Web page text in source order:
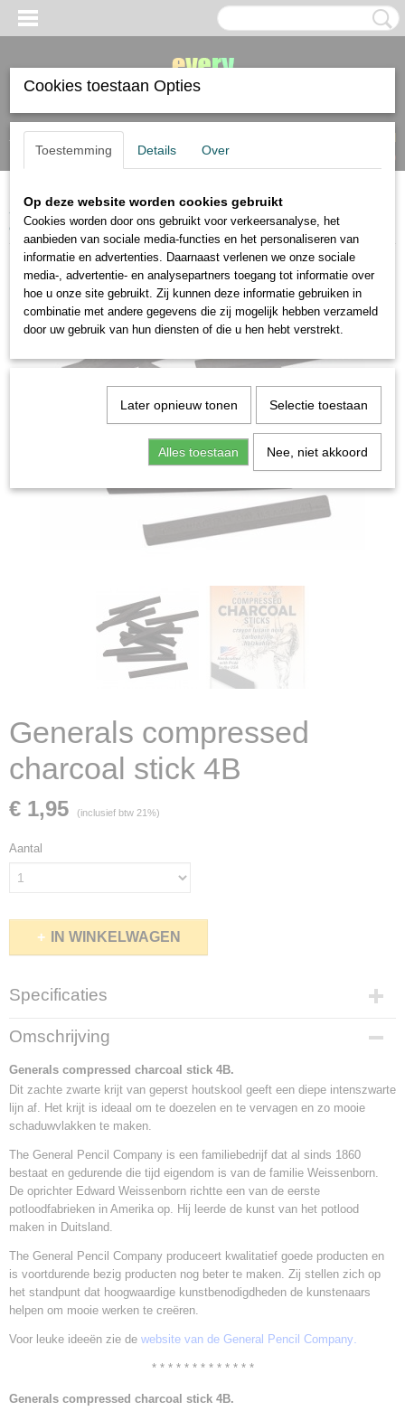
Inloggen Registreren
(0)
Home>tekenmaterialen>houtskool krijt en grafiet>
compressed charcoal stick 4B
Generals compressed
charcoal stick 4B
€ 1,95 (inclusief btw 21%)
Aantal
IN WINKELWAGEN
Specificaties
Netto gewicht
0,20 Kg
Bruto gewicht
0,20 Kg
Omschrijving
Generals compressed charcoal stick 4B.
Dit zachte zwarte krijt van geperst houtskool geeft een diepe intenszwarte
lijn af. Het krijt is ideaal om te doezelen en te vervagen en zo mooie
schaduwvlakken te maken.
The General Pencil Company is een familiebedrijf dat al sinds 1860
bestaat en gedurende die tijd eigendom is van de familie Weissenborn.
De oprichter Edward Weissenborn richtte een van de eerste
potloodfabrieken in Amerika op. Hij leerde de kunst van het potlood
maken in Duitsland.
The General Pencil Company produceert kwalitatief goede producten en
is voortdurende bezig producten nog beter te maken. Zij stellen zich op
het standpunt dat hoogwaardige kunstbenodigdheden de kunstenaars
helpen om mooie werken te creëren.
Voor leuke ideeën zie de website van de General Pencil Company
* * * * * * * * * * * * *
Generals compressed charcoal stick 4B.
Cookies toestaan Opties
Toestemming Details Over
Op deze website worden cookies gebruikt
Cookies worden door ons gebruikt voor verkeersanalyse, het
aanbieden van sociale media-functies en het personaliseren van
informatie en advertenties. Daarnaast verlenen we onze sociale
media-, advertentie- en analysepartners toegang tot informatie over
hoe u onze site gebruikt. Zij kunnen deze informatie gebruiken in
combinatie met andere gegevens die zij mogelijk hebben verzameld
door uw gebruik van hun diensten of die u hen hebt verstrekt.
Later opnieuw tonen Selectie toestaan
Alles toestaan Nee, niet akkoord